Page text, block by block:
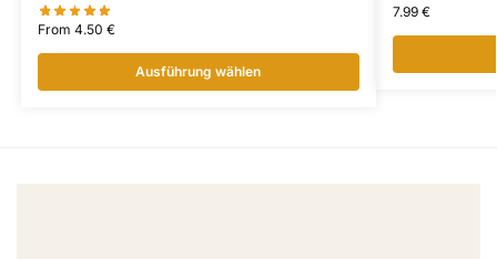
From 4.50 €
Ausführung wählen
7.99 €